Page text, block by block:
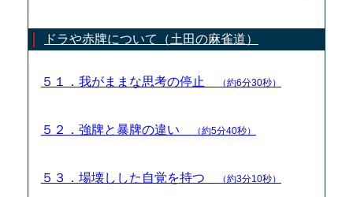
ドラや赤牌について（土田の麻雀道）
５１．我がままな思考の停止 （約6分30秒）
５２．強牌と暴牌の違い （約5分40秒）
５３．場壊しした自覚を持つ （約3分10秒）